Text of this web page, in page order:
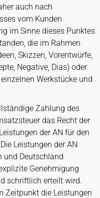
auch nach
vom Kunden
im Sinne dieses Punktes
die im Rahmen
Skizzen, Vorentwürfe,
Negative, Dias) oder
Werkstücke und
Zahlung des
das Recht der
der AN für den
Leistungen der AN
und Deutschland
Genehmigung
schriftlich erteilt wird.
Zeitpunkt die Leistungen